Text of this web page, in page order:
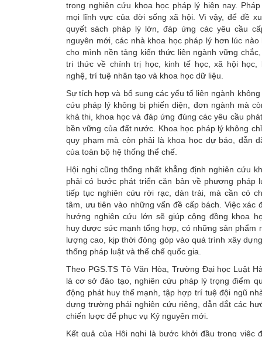
trong nghiên cứu khoa học pháp lý hiện nay.
mọi lĩnh vực của đời sống xã hội. Vì vậy, để đề
quyết sách pháp lý lớn, đáp ứng các yêu cầu
nguyên mới, các nhà khoa học pháp lý hơn lúc
cho mình nền tảng kiến thức liên ngành vững
tri thức về chính trị học, kinh tế học, xã hội học,
nghệ, trí tuệ nhân tạo và khoa học dữ liệu.
Sự tích hợp và bổ sung các yếu tố liên ngành
cứu pháp lý không bị phiến diện, đơn ngành mà
khả thi, khoa học và đáp ứng đúng các yêu cầu
bền vững của đất nước. Khoa học pháp lý không
quy phạm mà còn phải là khoa học dự báo, dẫn
của toàn bộ hệ thống thể chế.
Hội nghị cũng thống nhất khẳng định nghiên cứu
phải có bước phát triển căn bản về phương pháp
tiếp tục nghiên cứu rời rạc, dàn trải, mà cần có
tâm, ưu tiên vào những vấn đề cấp bách. Việc xác
hướng nghiên cứu lớn sẽ giúp cộng đồng khoa
huy được sức mạnh tổng hợp, có những sản phẩm
lượng cao, kịp thời đóng góp vào quá trình xây
thống pháp luật và thể chế quốc gia.
Theo PGS.TS Tô Văn Hòa, Trường Đại học Luật
là cơ sở đào tạo, nghiên cứu pháp lý trọng điểm
động phát huy thế mạnh, tập hợp trí tuệ đội ngũ
dựng trường phái nghiên cứu riêng, dẫn dắt các
chiến lược để phục vụ Kỷ nguyên mới.
Kết quả của Hội nghị là bước khởi đầu trong việc